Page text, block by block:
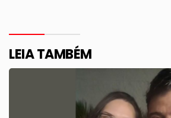
LEIA TAMBÉM